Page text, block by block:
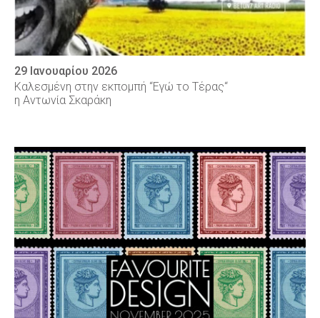
29 Ιανουαρίου 2026
Καλεσμένη στην εκπομπή “Εγώ το Τέρας“
η Αντωνία Σκαράκη